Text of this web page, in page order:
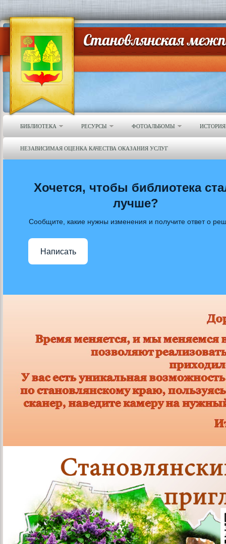
БИБЛИОТЕКА РЕСУРСЫ ФОТОАЛЬБОМЫ
НЕЗАВИСИМАЯ ОЦЕНКА КАЧЕСТВА ОКАЗАНИЯ УСЛУГ
Хочется, чтобы библиотека
лучше?
Сообщите, какие нужны изменения и получите ответ о
Написать